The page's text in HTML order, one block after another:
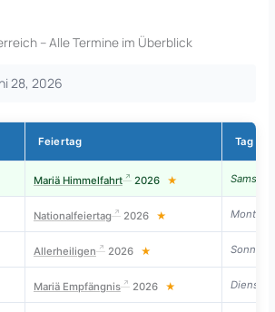
– Alle Termine im Überblick
28, 2026
Feiertag Tag
Mariä Himmelfahrt 2026 ★ Samstag
Nationalfeiertag 2026 ★ Montag
Allerheiligen 2026 ★ Sonntag
Mariä Empfängnis 2026 ★ Dienstag